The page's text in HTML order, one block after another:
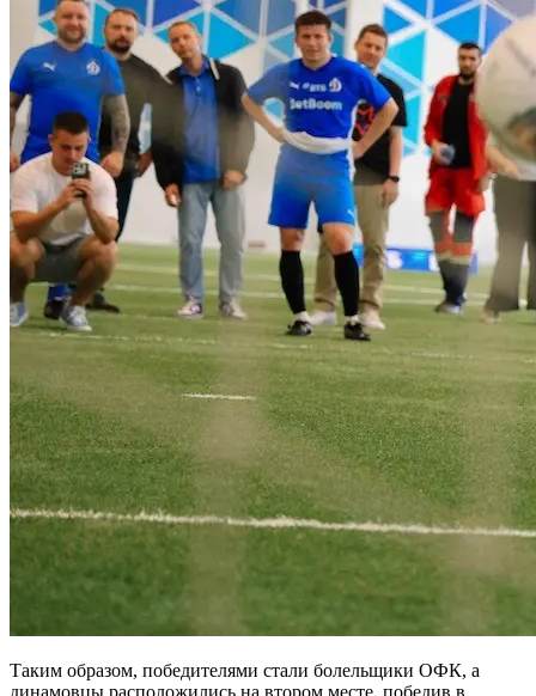
Таким образом, победителями стали болельщики ОФК, а
динамовцы расположились на втором месте, победив в